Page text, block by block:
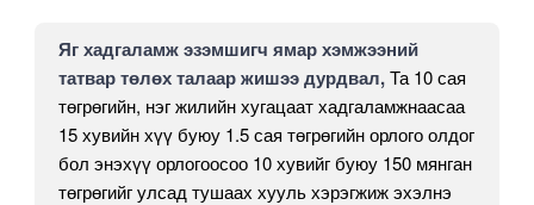
Яг хадгаламж эзэмшигч ямар хэмжээний
татвар төлөх талаар жишээ дурдвал,Та 10 сая
төгрөгийн, нэг жилийн хугацаат хадгаламжнаасаа
15 хувийн хүү буюу 1.5 сая төгрөгийн орлого олдог
бол энэхүү орлогоосоо 10 хувийг буюу 150 мянган
төгрөгийг улсад тушаах хууль хэрэгжиж эхэлнэ